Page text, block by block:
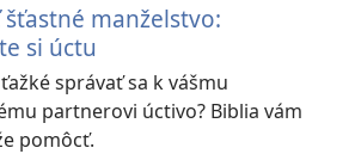
manželstvo:
si úctu
ťažké správať sa k vášmu
partnerovi úctivo? Biblia vám
pomôcť.